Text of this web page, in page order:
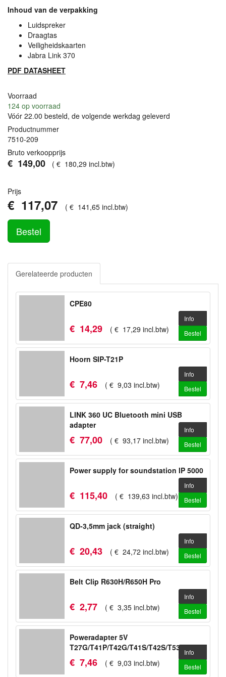
Inhoud van de verpakking
Luidspreker
Draagtas
Veiligheidskaarten
Jabra Link 370
PDF DATASHEET
Voorraad
124 op voorraad
Vóór 22.00 besteld, de volgende werkdag geleverd
Productnummer
7510-209
Bruto verkoopprijs
€ 149,00 ( € 180,29 incl.btw)
Prijs
€ 117,07 ( € 141 ,65 incl.btw)
Bestel
Gerelateerde producten
CPE80
€ 14,29 ( € 17,29 incl.btw)
Info
Bestel
Hoorn SIP-T21P
€ 7,46 ( € 9,03 incl.btw)
Info
Bestel
LINK 360 UC Bluetooth mini USB
adapter
€ 77,00 ( € 93,17 incl.btw)
Info
Bestel
Power supply for soundstation IP 5000
€ 115,40 ( € 139,63 incl.btw)
Info
Bestel
QD-3,5mm jack (straight)
€ 20,43 ( € 24,72 incl.btw)
Info
Bestel
Belt Clip R630H/R650H Pro
€ 2,77 ( € 3,35 incl.btw)
Info
Bestel
Poweradapter 5V
T27G/T41P/T42G/T41S/T42S/T53/T53W/WH64
€ 7,46 ( € 9,03 incl.btw)
Info
Bestel